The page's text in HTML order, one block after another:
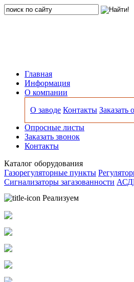
Главная
Информация
О компании
О заводе Контакты Заказать
Опросные листы
Заказать звонок
Контакты
Каталог оборудования
Газорегуляторные пункты
Сигнализаторы загазованности
Реализуем